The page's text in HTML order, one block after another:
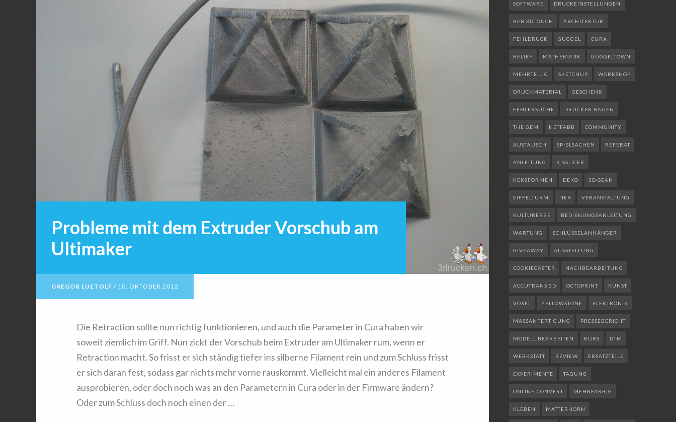
Probleme mit dem Extruder Vorschub am
Ultimaker
GREGOR LUETOLF / 10. OKTOBER 2012
Die Retraction sollte nun richtig funktionieren, und auch die Parameter in Cura haben wir
soweit ziemlich im Griff. Nun zickt der Vorschub beim Extruder am Ultimaker rum, wenn er
Retraction macht. So frisst er sich ständig tiefer ins silberne Filament rein und zum Schluss frisst
er sich daran fest, sodass gar nichts mehr vorne rauskommt. Vielleicht mal ein anderes Filament
ausprobieren, oder doch noch was an den Parametern in Cura oder in der Firmware ändern?
Oder zum Schluss doch noch einen der …
SOFTWARE DRUCKEINSTELLUNGEN
BFB 3DTOUCH ARCHITEKTUR
FEHLDRUCK GÜGGEL CURA
RELIEF MATHEMATIK GÜGGELTOWN
MEHRTEILIG SKETCHUP WORKSHOP
DRUCKMATERIAL GESCHENK
FEHLERSUCHE DRUCKER BAUEN
THE GEM NETFABB COMMUNITY
AUSTAUSCH SPIELSACHEN REFERAT
ANLEITUNG KISSLICER
KEKSFORMEN DEKO 3D-SCAN
EIFFELTURM TIER VERANSTALTUNG
KULTURERBE BEDIENUNGSANLEITUNG
WARTUNG SCHLÜSSELANHÄNGER
GIVEAWAY AUSSTELLUNG
COOKIECASTER NACHBEARBEITUNG
ACCUTRANS 3D OCTOPRINT KUNST
VOXEL YELLOWSTONE ELEKTRONIK
MASSANFERTIGUNG PRESSEBERICHT
MODELL BEARBEITEN KURS DTM
WERKSTATT REVIEW ERSATZTEILE
EXPERIMENTE TAGUNG
ONLINE-CONVERT MEHRFARBIG
KLEBEN MATTERHORN